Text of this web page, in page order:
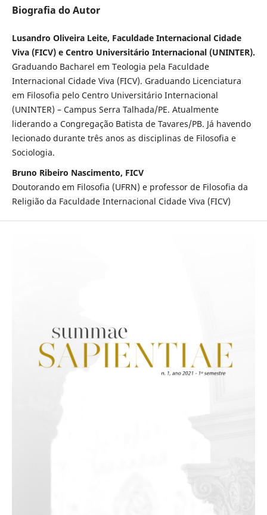
Biografia do Autor
Lusandro Oliveira Leite, Faculdade Internacional Cidade
Viva (FICV) e Centro Universitário Internacional (UNINTER).
Graduando Bacharel em Teologia pela Faculdade
Internacional Cidade Viva (FICV). Graduando Licenciatura
em Filosofia pelo Centro Universitário Internacional
(UNINTER) – Campus Serra Talhada/PE. Atualmente
liderando a Congregação Batista de Tavares/PB. Já havendo
lecionado durante três anos as disciplinas de Filosofia e
Sociologia.
Bruno Ribeiro Nascimento, FICV
Doutorando em Filosofia (UFRN) e professor de Filosofia da
Religião da Faculdade Internacional Cidade Viva (FICV)